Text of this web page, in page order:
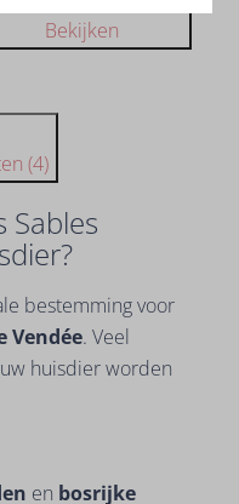
Bekijken
(4)
Sables
bestemming voor
Vendée. Veel
huisdier worden
en bosrijke